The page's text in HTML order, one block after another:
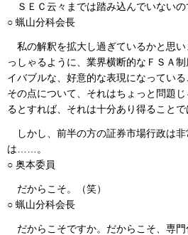
ＳＥＣ云々までは踏み込んでいないの
○ 蝋山分科会長
私の解釈を拡大し過ぎているかと思
っしゃるように、業界横断的なＦＳＡ
イバブルな、好意的な表現になっている
その点について、それはちょっと問題
るとすれば、それは十分あり得ることで
しかし、前半の方の証券市場行政は
は……。
○ 奥本委員
だからこそ。（笑）
○ 蝋山分科会長
だからこそですか。だからこそ、専